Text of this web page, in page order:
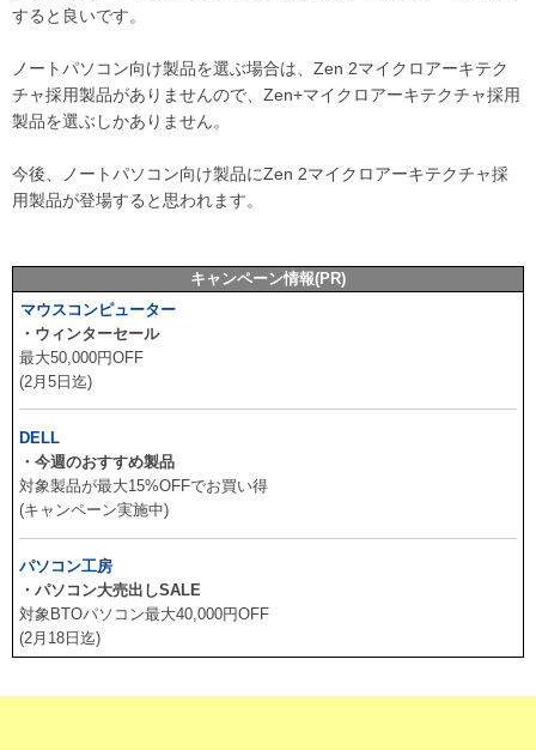
すると良いです。
ノートパソコン向け製品を選ぶ場合は、Zen 2マイクロアーキテク
チャ採用製品がありませんので、Zen+マイクロアーキテクチャ採用
製品を選ぶしかありません。
今後、ノートパソコン向け製品にZen 2マイクロアーキテクチャ採
用製品が登場すると思われます。
キャンペーン情報(PR)
マウスコンピューター
・ウィンターセール
最大50,000円OFF
(2月5日迄)
DELL
・今週のおすすめ製品
対象製品が最大15%OFFでお買い得
(キャンペーン実施中)
パソコン工房
・パソコン大売出しSALE
対象BTOパソコン最大40,000円OFF
(2月18日迄)